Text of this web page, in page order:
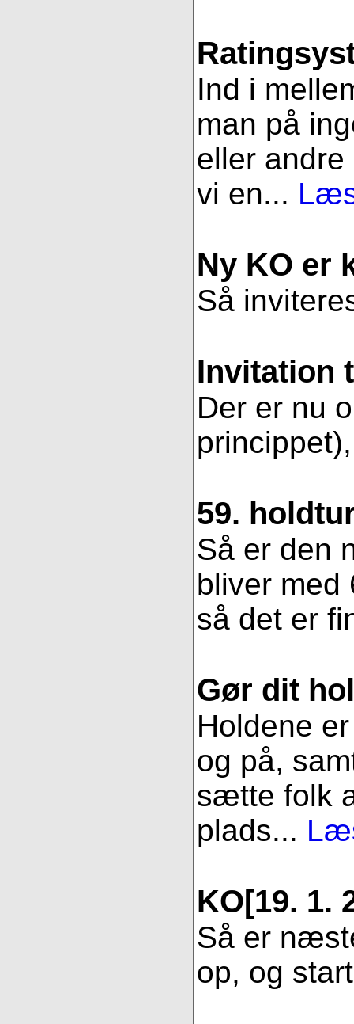
Ind i
man på
eller
vi en...
Ny KO er
Så
Invitation
Der er nu
59.
Så er den
bliver med
så det er
Gør dit
Holdene
og på,
sætte folk
plads...
KO[19. 1.
Så er
op, og